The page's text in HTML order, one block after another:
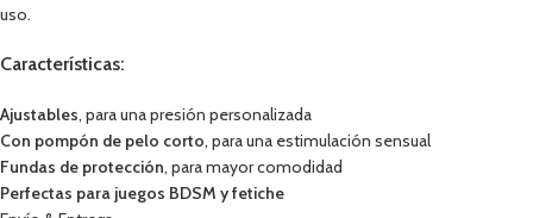
uso.
Características:
Ajustables, para una presión personalizada
Con pompón de pelo corto, para una estimulación sensual
Fundas de protección, para mayor comodidad
Perfectas para juegos BDSM y fetiche